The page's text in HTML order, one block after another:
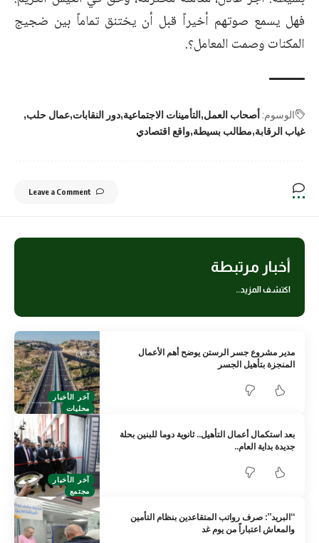
فهل يسمع صوتهم أخيراً قبل أن يختنق تماماً بين ضجيج
المكنات وصمت المعامل؟.
الوسوم: أصحاب العمل التأمينات الاجتماعية دور النقابات عمال حلب
غياب الرقابة مطالب بسيطة واقع اقتصادي
Leave a Comment
أخبار مرتبطة
اكتشف المزيد..
آخر الأخبار
محليات
مدير مشروع جسر الرستن يوضح أهم الأعمال
المنجزة بتأهيل الجسر
آخر الأخبار
مجتمع
بعد استكمال أعمال التأهيل.. ثانوية دوما للبنين بحلة
جديدة بداية العام..
“البريد”: صرف رواتب المتقاعدين بنظام التأمين
والمعاش اعتباراً من يوم غد